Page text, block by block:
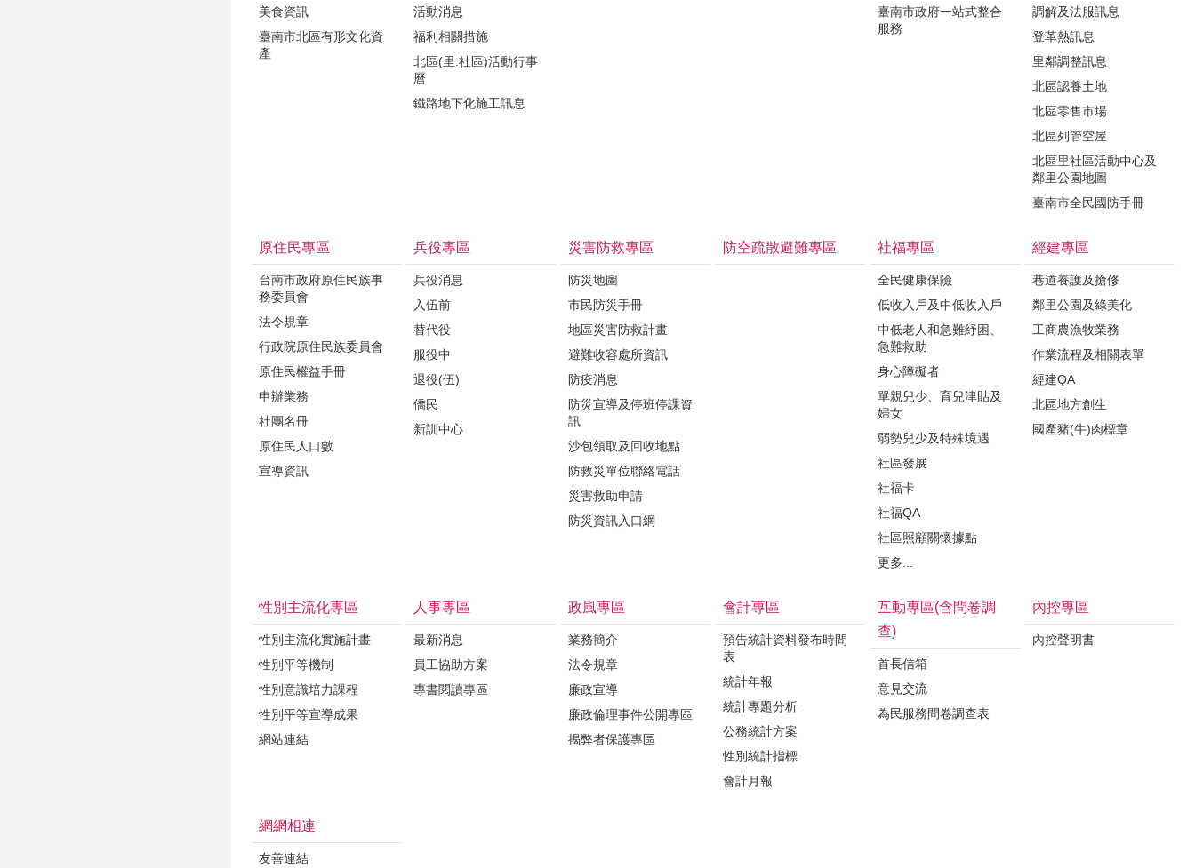
美食資訊
臺南市北區有形文化資
產
活動消息
福利相關措施
北區(里.社區)活動行事
曆
鐵路地下化施工訊息
臺南市政府一站式整合
服務
調解及法服訊息
登革熱訊息
里鄰調整訊息
北區認養土地
北區零售市場
北區列管空屋
北區里社區活動中心及
鄰里公園地圖
臺南市全民國防手冊
原住民專區
台南市政府原住民族事
務委員會
法令規章
行政院原住民族委員會
原住民權益手冊
申辦業務
社團名冊
原住民人口數
宣導資訊
兵役專區
兵役消息
入伍前
替代役
服役中
退役(伍)
僑民
新訓中心
災害防救專區
防災地圖
市民防災手冊
地區災害防救計畫
避難收容處所資訊
防疫消息
防災宣導及停班停課資
訊
沙包領取及回收地點
防救災單位聯絡電話
災害救助申請
防災資訊入口網
防空疏散避難專區 社福專區
全民健康保險
低收入戶及中低收入戶
中低老人和急難紓困、
急難救助
身心障礙者
單親兒少、育兒津貼及
婦女
弱勢兒少及特殊境遇
社區發展
社福卡
社福QA
社區照顧關懷據點
更多...
經建專區
巷道養護及搶修
鄰里公園及綠美化
工商農漁牧業務
作業流程及相關表單
經建QA
北區地方創生
國產豬(牛)肉標章
性別主流化專區
性別主流化實施計畫
性別平等機制
性別意識培力課程
性別平等宣導成果
網站連結
人事專區
最新消息
員工協助方案
專書閱讀專區
政風專區
業務簡介
法令規章
廉政宣導
廉政倫理事件公開專區
揭弊者保護專區
會計專區
預告統計資料發布時間
表
統計年報
統計專題分析
公務統計方案
性別統計指標
會計月報
互動專區(含問卷調
查)
首長信箱
意見交流
為民服務問卷調查表
內控專區
內控聲明書
網網相連
友善連結